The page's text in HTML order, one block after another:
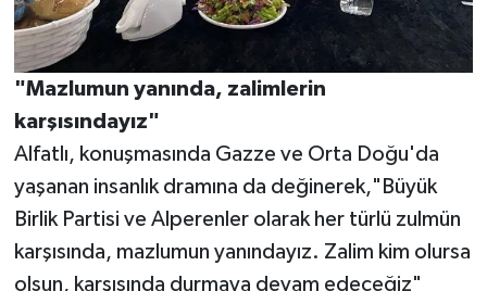
"Mazlumun yanında, zalimlerin
karşısındayız"
Alfatlı, konuşmasında Gazze ve Orta Doğu'da
yaşanan insanlık dramına da değinerek,"Büyük
Birlik Partisi ve Alperenler olarak her türlü zulmün
karşısında, mazlumun yanındayız. Zalim kim olursa
olsun, karşısında durmaya devam edeceğiz"